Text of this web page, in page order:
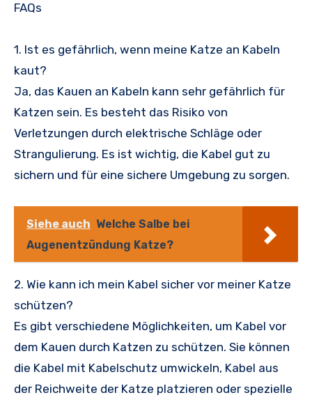
FAQs
1. Ist es gefährlich, wenn meine Katze an Kabeln
kaut?
Ja, das Kauen an Kabeln kann sehr gefährlich für
Katzen sein. Es besteht das Risiko von
Verletzungen durch elektrische Schläge oder
Strangulierung. Es ist wichtig, die Kabel gut zu
sichern und für eine sichere Umgebung zu sorgen.
Siehe auch Welche Salbe bei
Augenentzündung Katze?
2. Wie kann ich mein Kabel sicher vor meiner Katze
schützen?
Es gibt verschiedene Möglichkeiten, um Kabel vor
dem Kauen durch Katzen zu schützen. Sie können
die Kabel mit Kabelschutz umwickeln, Kabel aus
der Reichweite der Katze platzieren oder spezielle